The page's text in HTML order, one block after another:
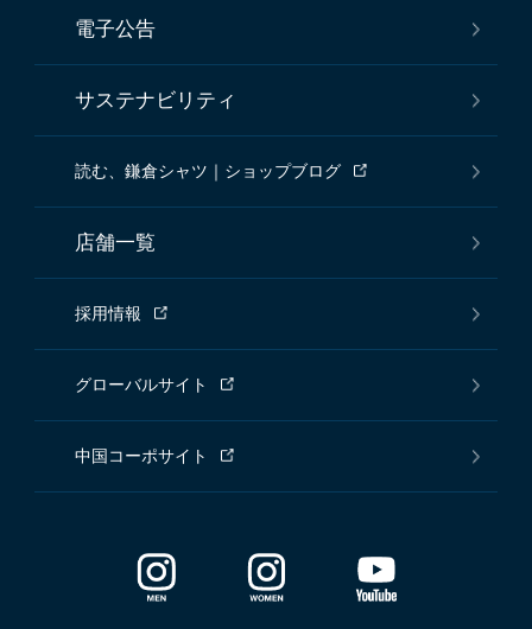
電子公告
サステナビリティ
読む、鎌倉シャツ｜ショップブログ
店舗一覧
採用情報
グローバルサイト
中国コーポサイト